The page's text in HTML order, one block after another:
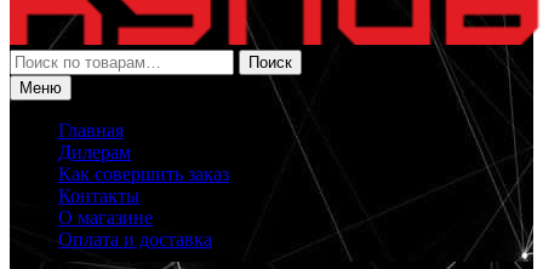
Искать:
Поиск
Меню
Главная
Дилерам
Как совершить заказ
Контакты
О магазине
Оплата и доставка